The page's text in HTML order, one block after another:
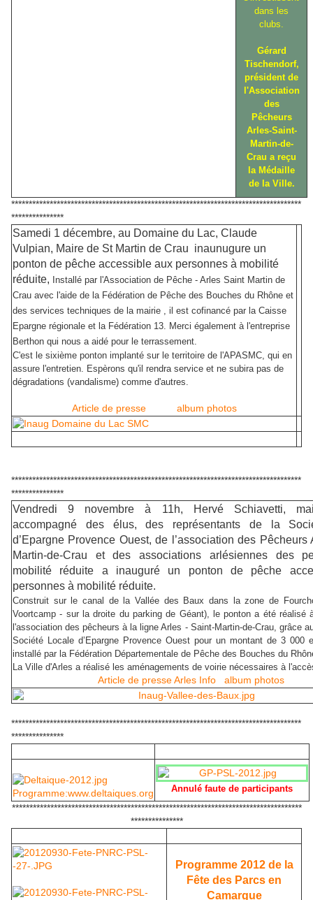
dans les
clubs.
Gérard
Tischendorf,
président de
l'Association
des
Pêcheurs
Arles-Saint-
Martin-de-
Crau a reçu
la Médaille
de la Ville.
***********************************************************************************
***************
Samedi 1 décembre, au Domaine du Lac, Claude
Vulpian, Maire de St Martin de Crau inaunugure un
ponton de pêche accessible aux personnes à mobilité
réduite,
Installé par l'Association de Pêche - Arles Saint Martin de
Crau avec l'aide de la Fédération de Pêche des Bouches du Rhône et
des services techniques de la mairie , il est cofinancé par la Caisse
Epargne régionale et la Fédération 13. Merci également à l'entreprise
Berthon qui nous a aidé pour le terrassement.
C'est le sixième ponton implanté sur le territoire de l'APASMC, qui en
assure l'entretien. Espèrons qu'il rendra service et ne subira pas de
dégradations (vandalisme) comme d'autres.
Article de presse album photos
***********************************************************************************
***************
Vendredi 9 novembre à 11h, Hervé Schiavetti,
accompagné des élus, des représentants de la
d’Epargne Provence Ouest, de l’association des Pêcheurs
Martin-de-Crau et des associations arlésiennes des
mobilité réduite a inauguré un ponton de pêche
personnes à mobilité réduite.
Construit sur le canal de la Vallée des Baux dans la zone de
Voortcamp - sur la droite du parking de Géant), le ponton a été réalisé
l'association des pêcheurs à la ligne Arles - Saint-Martin-de-Crau, grâce
Société Locale d’Epargne Provence Ouest pour un montant de 3 000
installé par la Fédération Départementale de Pêche des Bouches du
La Ville d'Arles a réalisé les aménagements de voirie nécessaires à
Article de presse Arles Info album photos
***********************************************************************************
***************
Programme:www.deltaiques.org Annulé faute de participants
***********************************************************************************
***************
Programme 2012 de la
Fête des Parcs en
Camargue